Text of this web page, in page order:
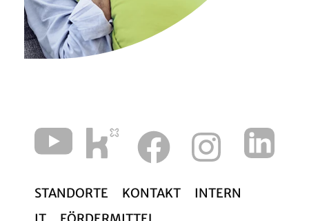
STANDORTE KONTAKT
INTERN